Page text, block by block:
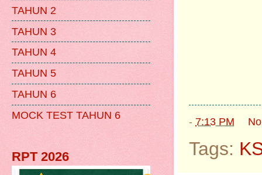
- 7:13 PM
Tags:
TAHUN 2
TAHUN 3
TAHUN 4
TAHUN 5
TAHUN 6
MOCK TEST TAHUN 6
RPT 2026